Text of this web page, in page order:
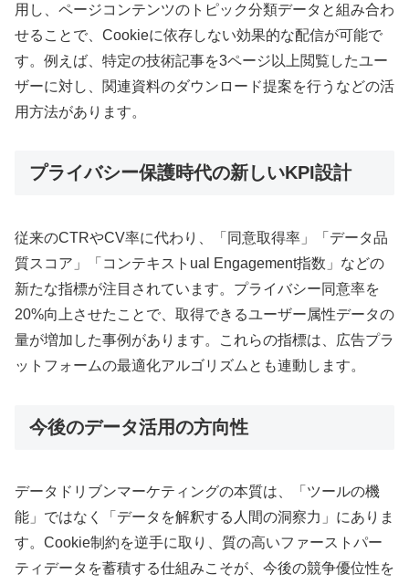
用し、ページコンテンツのトピック分類データと組み合わ
せることで、Cookieに依存しない効果的な配信が可能で
す。例えば、特定の技術記事を3ページ以上閲覧したユー
ザーに対し、関連資料のダウンロード提案を行うなどの活
用方法があります。
プライバシー保護時代の新しいKPI設計
従来のCTRやCV率に代わり、「同意取得率」「データ品
質スコア」「コンテキストual Engagement指数」などの
新たな指標が注目されています。プライバシー同意率を
20%向上させたことで、取得できるユーザー属性データの
量が増加した事例があります。これらの指標は、広告プラ
ットフォームの最適化アルゴリズムとも連動します。
今後のデータ活用の方向性
データドリブンマーケティングの本質は、「ツールの機
能」ではなく「データを解釈する人間の洞察力」にありま
す。Cookie制約を逆手に取り、質の高いファーストパー
ティデータを蓄積する仕組みこそが、今後の競争優位性を